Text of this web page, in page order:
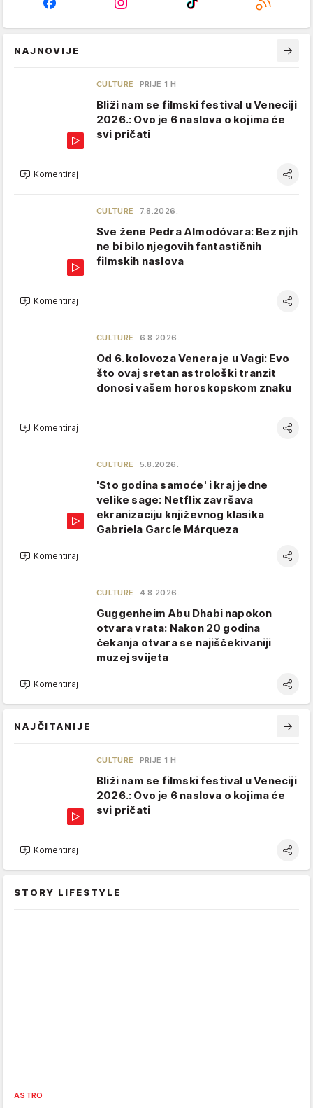
NAJNOVIJE
CULTURE PRIJE 1 H
Bliži nam se filmski festival u Veneciji
2026.: Ovo je 6 naslova o kojima će
svi pričati
Komentiraj
CULTURE 7.8.2026.
Sve žene Pedra Almodóvara: Bez njih
ne bi bilo njegovih fantastičnih
filmskih naslova
Komentiraj
CULTURE 6.8.2026.
Od 6. kolovoza Venera je u Vagi: Evo
što ovaj sretan astrološki tranzit
donosi vašem horoskopskom znaku
Komentiraj
CULTURE 5.8.2026.
'Sto godina samoće' i kraj jedne
velike sage: Netflix završava
ekranizaciju književnog klasika
Gabriela Garcíe Márqueza
Komentiraj
CULTURE 4.8.2026.
Guggenheim Abu Dhabi napokon
otvara vrata: Nakon 20 godina
čekanja otvara se najiščekivaniji
muzej svijeta
Komentiraj
NAJČITANIJE
CULTURE PRIJE 1 H
Bliži nam se filmski festival u Veneciji
2026.: Ovo je 6 naslova o kojima će
svi pričati
Komentiraj
STORY LIFESTYLE
ASTRO